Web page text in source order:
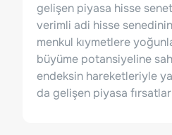
gelişen piyasa hisse
verimli adi hisse
menkul kıymetlere
büyüme potansiyeline
endeksin hareketleriyle
da gelişen piyasa